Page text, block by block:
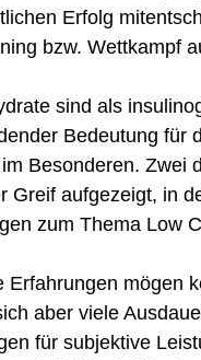
Erfolg
bzw. Wettkampf
sind als
Bedeutung für
Besonderen. Zwei
Greif aufgezeigt, in
zum Thema Low
Erfahrungen mögen
aber viele
für subjektive